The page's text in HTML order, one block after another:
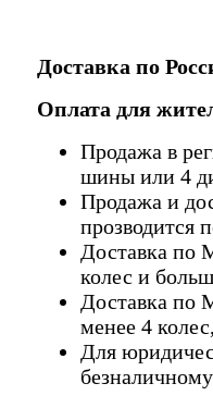
Доставка по
Оплата для
Продажа в
шины или 4
Продажа и
прозводится
Доставка по
колес и
Доставка по
менее 4
Для